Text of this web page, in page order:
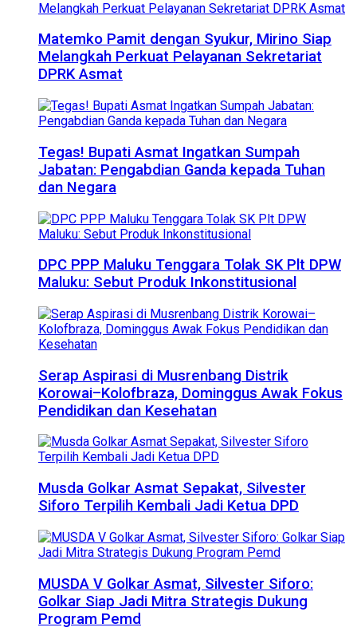
Matemko Pamit dengan Syukur, Mirino Siap
Melangkah Perkuat Pelayanan Sekretariat
DPRK Asmat
Tegas! Bupati Asmat Ingatkan Sumpah
Jabatan: Pengabdian Ganda kepada Tuhan
dan Negara
DPC PPP Maluku Tenggara Tolak SK Plt DPW
Maluku: Sebut Produk Inkonstitusional
Serap Aspirasi di Musrenbang Distrik
Korowai–Kolofbraza, Dominggus Awak Fokus
Pendidikan dan Kesehatan
Musda Golkar Asmat Sepakat, Silvester
Siforo Terpilih Kembali Jadi Ketua DPD
MUSDA V Golkar Asmat, Silvester Siforo:
Golkar Siap Jadi Mitra Strategis Dukung
Program Pemd